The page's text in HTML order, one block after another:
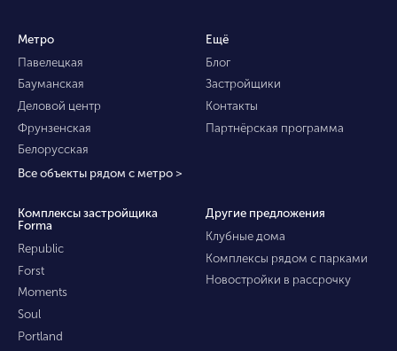
Метро
Павелецкая
Бауманская
Деловой центр
Фрунзенская
Белорусская
Все объекты рядом с метро >
Ещё
Блог
Застройщики
Контакты
Партнёрская программа
Комплексы застройщика
Forma
Republic
Forst
Moments
Soul
Portland
Другие предложения
Клубные дома
Комплексы рядом с парками
Новостройки в рассрочку